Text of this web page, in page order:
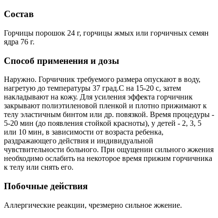
Состав
Горчицы порошок 24 г, горчицы жмых или горчичных семян
ядра 76 г.
Способ применения и дозы
Наружно. Горчичник требуемого размера опускают в воду,
нагретую до температуры 37 град.С на 15-20 с, затем
накладывают на кожу. Для усиления эффекта горчичник
закрывают полиэтиленовой пленкой и плотно прижимают к
телу эластичным бинтом или др. повязкой. Время процедуры -
5-20 мин (до появления стойкой красноты), у детей - 2, 3, 5
или 10 мин, в зависимости от возраста ребенка,
раздражающего действия и индивидуальной
чувствительности больного. При ощущении сильного жжения
необходимо ослабить на некоторое время прижим горчичника
к телу или снять его.
Побочные действия
Аллергические реакции, чрезмерно сильное жжение.